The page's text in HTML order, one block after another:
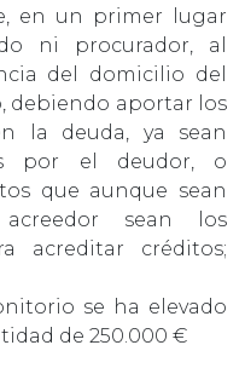
en un primer lugar
ni procurador, al
del domicilio del
debiendo aportar los
la deuda, ya sean
por el deudor, o
que aunque sean
sean los
acreditar créditos;
se ha elevado
de 250.000 €